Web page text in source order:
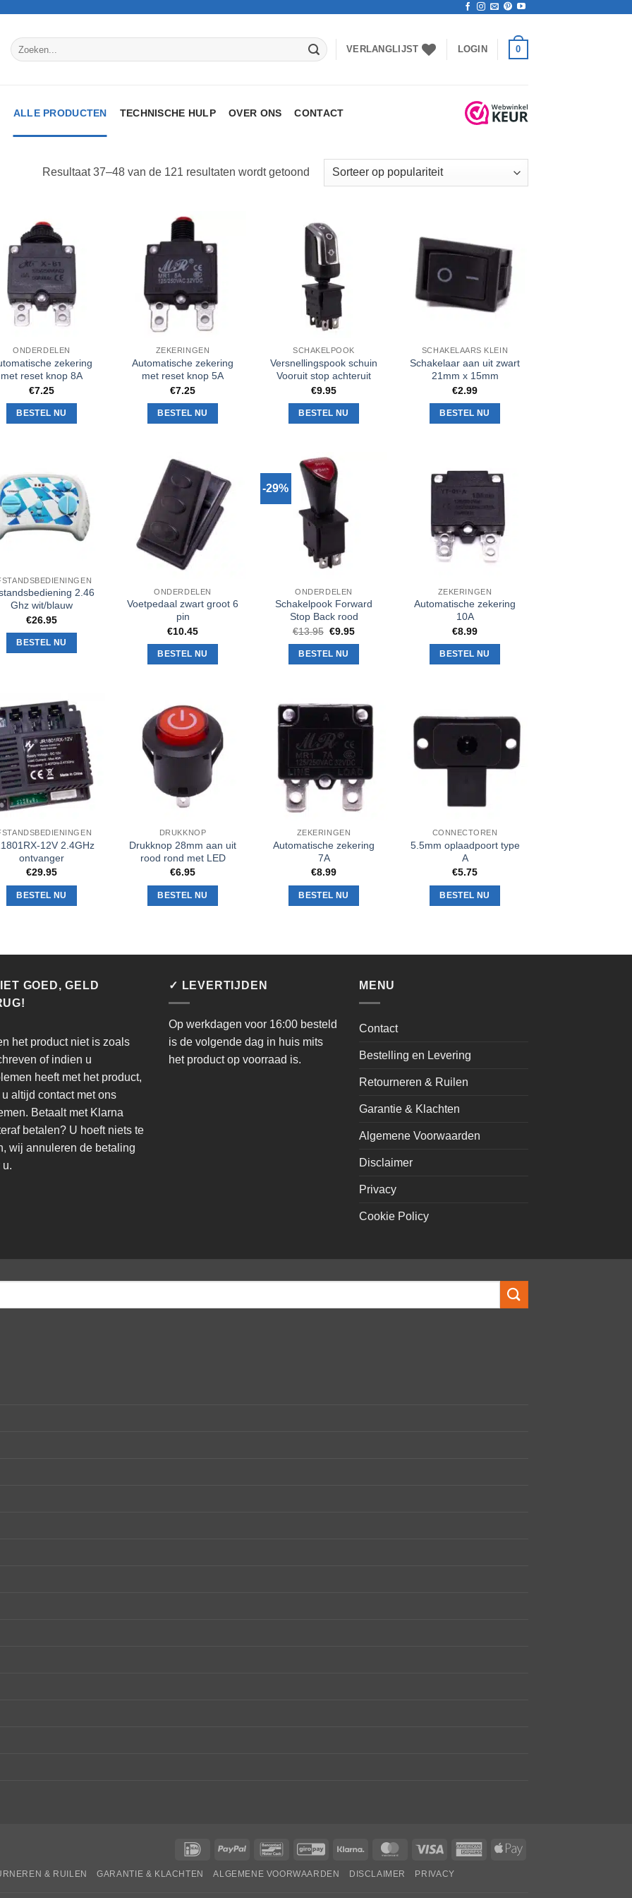
Zoeken
naar:
VERLANGLIJST LOGIN 0
ALLE PRODUCTEN TECHNISCHE HULP OVER ONS CONTACT
Resultaat 37–48 van de 121 resultaten wordt getoondGesorteerd
Toevoegen
aan
verlanglijst
ONDERDELEN
zekering
met reset knop 8A
€7.25
BESTEL NU
Toevoegen
verlanglijst
ZEKERINGEN
Automatische zekering
met reset knop 5A
€7.25
BESTEL NU
Toevoegen
SCHAKELPOOK
Versnellingspook schuin
Vooruit stop achteruit
€9.95
BESTEL NU
Toevoegen
verlanglijst
SCHAKELAARS KLEIN
Schakelaar aan uit zwart
21mm x 15mm
€2.99
BESTEL NU
Toevoegen
aan
verlanglijst
2.46
Ghz wit/blauw
€26.95
BESTEL NU
Toevoegen
aan
verlanglijst
ONDERDELEN
Voetpedaal zwart groot 6
pin
€10.45
BESTEL NU
-29%
Toevoegen
verlanglijst
ONDERDELEN
Schakelpook Forward
Stop Back rood
€13.95 Oorspronkelijke
was:
€13.95.
€9.95Huidige
BESTEL NU
Toevoegen
verlanglijst
ZEKERINGEN
Automatische zekering
10A
€8.99
BESTEL NU
Toevoegen
aan
verlanglijst
12V 2.4GHz
ontvanger
€29.95
BESTEL NU
Toevoegen
aan
verlanglijst
DRUKKNOP
Drukknop 28mm aan uit
rood rond met LED
€6.95
BESTEL NU
Toevoegen
aan
verlanglijst
ZEKERINGEN
Automatische zekering
7A
€8.99
BESTEL NU
Toevoegen
verlanglijst
CONNECTOREN
5.5mm oplaadpoort type
A
€5.75
BESTEL NU
GOED, GELD
het product niet is zoals
of indien u
heeft met het product,
u altijd contact met ons
Betaalt met Klarna
betalen? U hoeft niets te
wij annuleren de betaling
u.
✓ LEVERTIJDEN
Op werkdagen voor 16:00 besteld
is de volgende dag in huis mits
het product op voorraad is.
MENU
Contact
Bestelling en Levering
Retourneren & Ruilen
Garantie & Klachten
Algemene Voorwaarden
Disclaimer
Privacy
Cookie Policy
IDeal PayPal BancontactGiroPay Klarna MasterCardVisa
AmericanApple
& RUILEN GARANTIE & KLACHTEN ALGEMENE VOORWAARDEN DISCLAIMER PRIVACY